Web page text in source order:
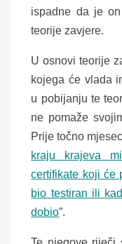
ispadne da je
teorije zavjere.
U osnovi teorije
kojega će vlada
u pobijanju te
ne pomaže
Prije točno
kraju krajeva
certifikate koji će
bio testiran ili
dobio”.